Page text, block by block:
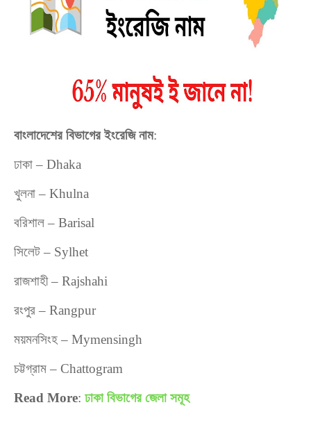
বাংলাদেশের বিভাগের ইংরেজি নাম:
ঢাকা – Dhaka
খুলনা – Khulna
বরিশাল – Barisal
সিলেট – Sylhet
রাজশাহী– Rajshahi
রংপুর – Rangpur
ময়মনসিংহ – Mymensingh
চট্টগ্রাম – Chattogram
Read More: ঢাকা বিভাগের জেলা সমূহ